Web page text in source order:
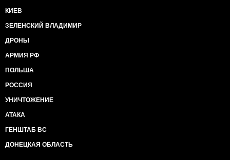
КИЕВ
ЗЕЛЕНСКИЙ ВЛАДИМИР
ДРОНЫ
АРМИЯ РФ
ПОЛЬША
РОССИЯ
УНИЧТОЖЕНИЕ
АТАКА
ГЕНШТАБ ВС
ДОНЕЦКАЯ ОБЛАСТЬ